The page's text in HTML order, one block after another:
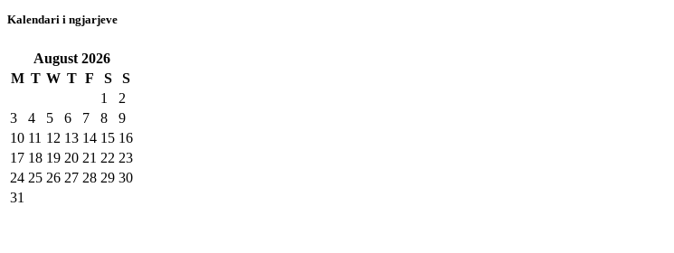
Kalendari i ngjarjeve
August 2026
M T W T F S
S
1
2
3
4 5 6 7 8
9
10 11 12 13 14 15 16
17 18 19 20 21 22 23
24 25 26 27 28 29 30
31